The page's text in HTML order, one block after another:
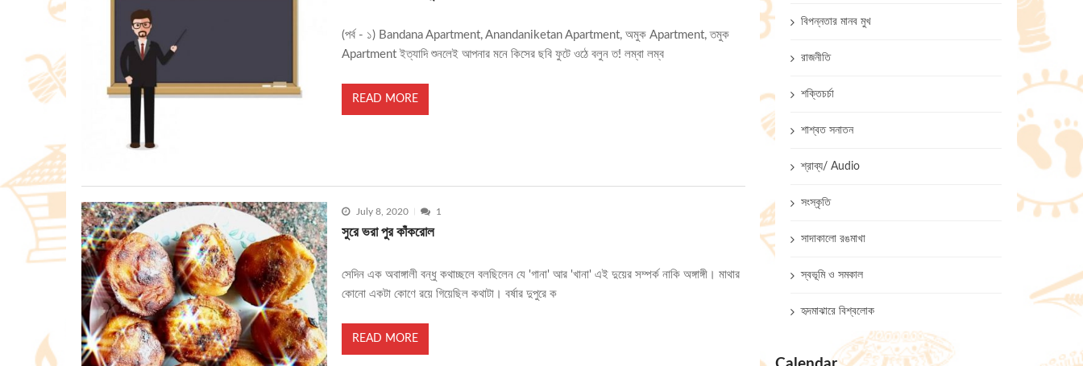
(পর্ব - ১) Bandana Apartment, Anandaniketan Apartment, অমুক Apartment, তমুক
Apartment ইত্যাদি শুনলেই আপনার মনে কিসের ছবি ফুটে ওঠে বলুন ত! লম্বা লম্ব
READ MORE
July 8, 2020 1
সুরে ভরা পুর কাঁকরোল
সেদিন এক অবাঙ্গালী বন্ধু কথাচ্ছলে বলছিলেন যে 'গানা' আর 'খানা' এই দুয়ের সম্পর্ক নাকি অঙ্গাঙ্গী। মাথার
কোনো একটা কোণে রয়ে গিয়েছিল কথাটা। বর্ষার দুপুরে ক
READ MORE
বিপন্নতার মানব মুখ
রাজনীতি
শক্তিচর্চা
শাশ্বত সনাতন
শ্রাব্য/ Audio
সংস্কৃতি
সাদাকালো রঙমাখা
স্বভূমি ও সমকাল
হৃদমাঝারে বিশ্বলোক